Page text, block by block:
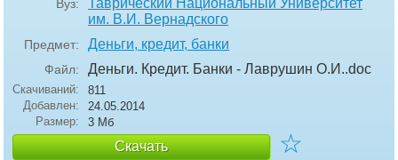
Вуз:
Таврический Национальный Университет
им. В.И. Вернадского
Предмет: Деньги, кредит, банки
Файл: Деньги. Кредит. Банки - Лаврушин О.И..doc
Скачиваний:
811
Добавлен:
24.05.2014
Размер:
3 Мб
Скачать ☆